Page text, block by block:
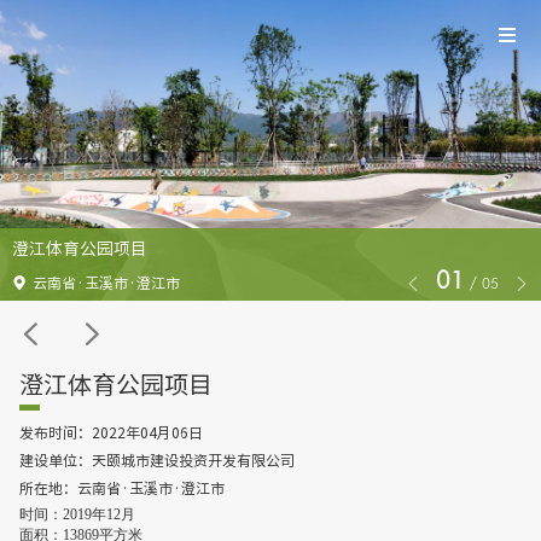
澄江体育公园项目
云南省·玉溪市·澄江市 01 / 05
澄江体育公园项目
发布时间：2022年04月06日
建设单位：天颐城市建设投资开发有限公司
所在地：云南省·玉溪市·澄江市
时间：2019年12月
面积：13869平方米